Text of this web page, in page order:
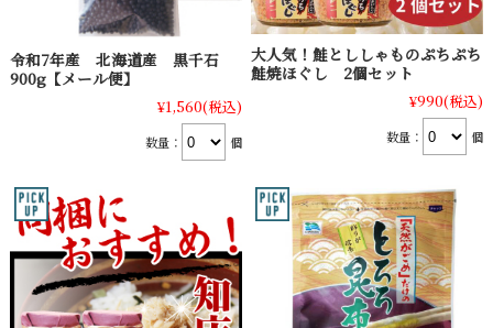
令和7年産 北海道産 黒千石
900g【メール便】
¥1,560(税込)
数量： 個
大人気！鮭とししゃものぷちぷち
鮭焼ほぐし 2個セット
¥990(税込)
数量： 個